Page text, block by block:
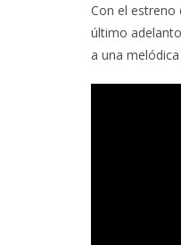
Con el estreno
último
a una